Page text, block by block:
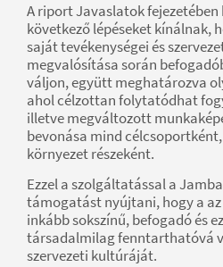
A riport Javaslatok
következő lépéseket kínálnak,
saját tevékenységei és
megvalósítása során
váljon, együtt meghatározva
ahol célzottan folytatódhat
illetve megváltozott
bevonása mind
környezet részeként.
Ezzel a szolgáltatással a
támogatást nyújtani, hogy a
inkább sokszínű, befogadó és
társadalmilag fenntarthatóvá
szervezeti kultúráját.